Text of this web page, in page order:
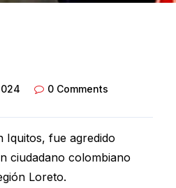
0 Comments
Iquitos, fue agredido
ciudadano colombiano
Loreto.